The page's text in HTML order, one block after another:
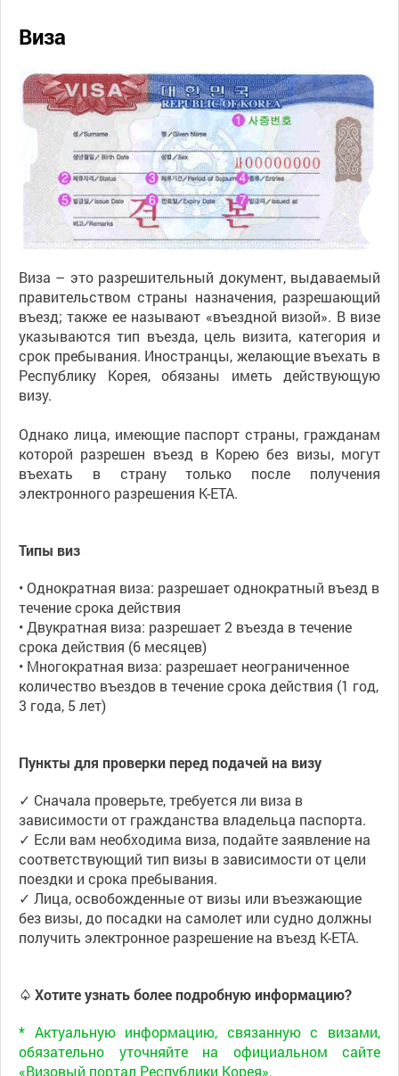
Виза
Виза – это разрешительный документ, выдаваемый
правительством страны назначения, разрешающий
въезд; также ее называют «въездной визой». В визе
указываются тип въезда, цель визита, категория и
срок пребывания. Иностранцы, желающие въехать в
Республику Корея, обязаны иметь действующую
визу.
Однако лица, имеющие паспорт страны, гражданам
которой разрешен въезд в Корею без визы, могут
въехать в страну только после получения
электронного разрешения K-ETA.
Типы виз
• Однократная виза: разрешает однократный въезд в
течение срока действия
• Двукратная виза: разрешает 2 въезда в течение
срока действия (6 месяцев)
• Многократная виза: разрешает неограниченное
количество въездов в течение срока действия (1 год,
3 года, 5 лет)
Пункты для проверки перед подачей на визу
✓ Сначала проверьте, требуется ли виза в
зависимости от гражданства владельца паспорта.
✓ Если вам необходима виза, подайте заявление на
соответствующий тип визы в зависимости от цели
поездки и срока пребывания.
✓ Лица, освобожденные от визы или въезжающие
без визы, до посадки на самолет или судно должны
получить электронное разрешение на въезд K-ETA.
♤ Хотите узнать более подробную информацию?
* Актуальную информацию, связанную с визами,
обязательно уточняйте на официальном сайте
«Визовый портал Республики Корея».